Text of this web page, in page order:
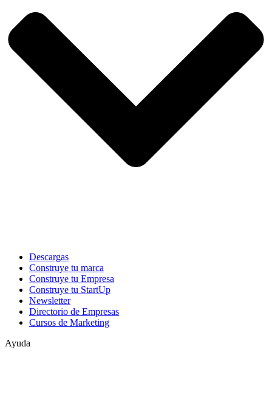
Descargas
Construye tu marca
Construye tu Empresa
Construye tu StartUp
Newsletter
Directorio de Empresas
Cursos de Marketing
Ayuda